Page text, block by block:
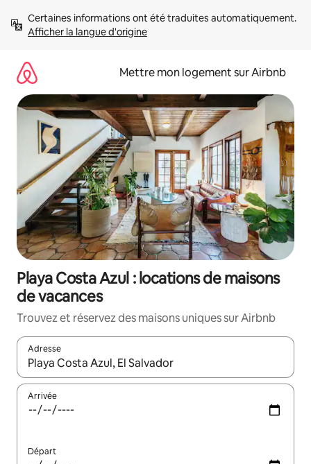
directement
Afficher la langue d'origine
Mettre mon logement sur Airbnb
Playa Costa Azul : locations de maisons
de vacances
Trouvez et réservez des maisons uniques sur Airbnb
Adresse
Lorsque les résultats s'affichent, utilisez les flèches vers le
Arrivée
Départ